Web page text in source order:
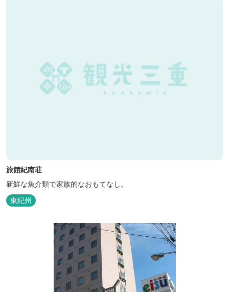
旅館紀南荘
新鮮な魚介類で家族的なおもてなし。
東紀州